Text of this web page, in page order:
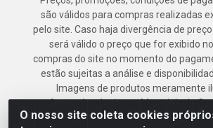
O nosso site coleta cookies
são válidos para compras realizadas
pelo site. Caso haja divergência de
será válido o preço que for exibido
compras do site no momento do
estão sujeitas a análise e
Imagens de produtos meramente
Armazém Jenipapo Materiais de
Geral LTDA - Rua das Flores, 2691 -